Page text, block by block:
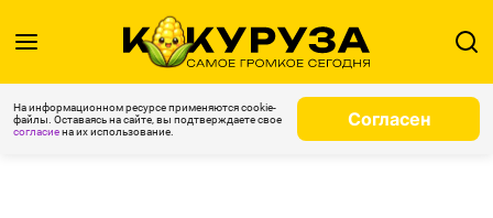
На информационном ресурсе применяются cookie-
файлы. Оставаясь на сайте, вы подтверждаете свое
согласиена их использование.
Согласен